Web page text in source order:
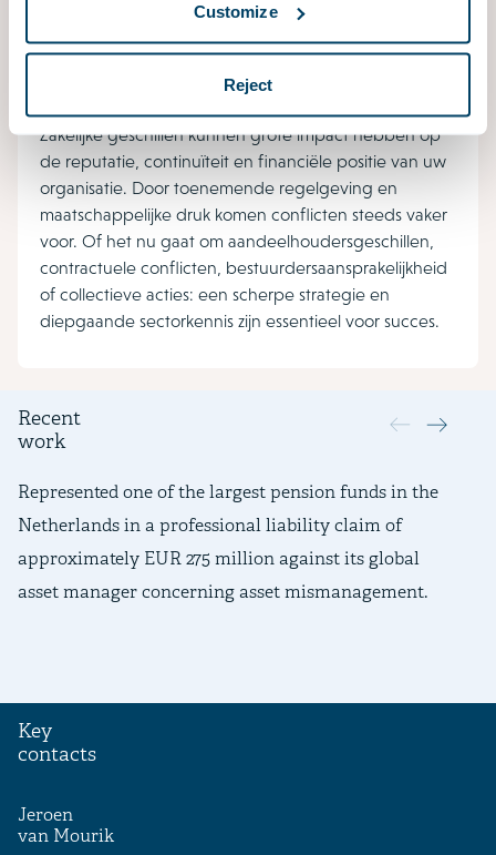
Customize
Reject
Zakelijke geschillen kunnen grote impact hebben op
de reputatie, continuïteit en financiële positie van uw
organisatie. Door toenemende regelgeving en
maatschappelijke druk komen conflicten steeds vaker
voor. Of het nu gaat om aandeelhoudersgeschillen,
contractuele conflicten, bestuurdersaansprakelijkheid
of collectieve acties: een scherpe strategie en
diepgaande sectorkennis zijn essentieel voor succes.
Recent
work
Represented one of the largest pension funds in the
Netherlands in a professional liability claim of
approximately EUR 275 million against its global
asset manager concerning asset mismanagement.
Key
contacts
Jeroen
van Mourik